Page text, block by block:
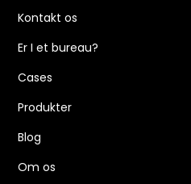
Kontakt os
Er I et bureau?
Cases
Produkter
Blog
Om os